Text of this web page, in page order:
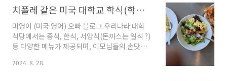
주 잉크가 막히는지 , 한번 닦고 나고 ..
게 세번째 백인의사는 만난지 2년만에 심장마비
로 죽었다.의사도 사람이지만 몇 주전에 봤던 사
람이 심장마비로 죽는다는 사실이 충격이었다.미
국 생활동안 주치의가 다른병원으로 가시거나
죽어서 이별해 단절되는 인연은 한참동안 힘들게
것들뿐인 것 같다. 죽은 세번째 의사는 스몰토크
치폴레 같은 미국 대학교 학식(학교 식당) 은 어떤 메뉴가 나올까
미영이 (미국 영어) 오빠 블로그.우리나라 대학
식당에서는 중식, 한식, 서양식(돈까스는 일식 ?)
등 다양한 메뉴가 제공되며, 이모님들의 손맛이
끗한 조리환경과 저렴한 가격의 학식은 외부인들
2024. 8. 28.